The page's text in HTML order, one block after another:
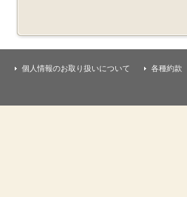
個人情報のお取り扱いについて 各種約款